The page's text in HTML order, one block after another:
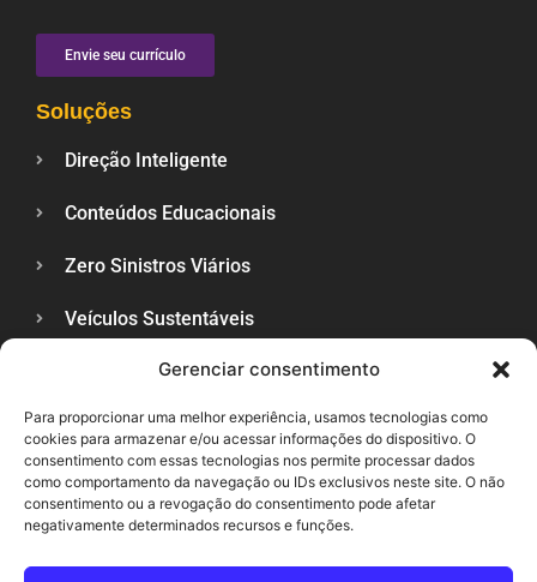
Gerenciar consentimento
Para proporcionar uma melhor experiência, usamos tecnologias como
cookies para armazenar e/ou acessar informações do dispositivo. O
consentimento com essas tecnologias nos permite processar dados
como comportamento da navegação ou IDs exclusivos neste site. O não
consentimento ou a revogação do consentimento pode afetar
negativamente determinados recursos e funções.
Envie seu currículo
Soluções
Direção Inteligente
Conteúdos Educacionais
Zero Sinistros Viários
Veículos Sustentáveis
Trânsito Lance a Lance
Veja Também
Blog
Política de Privacidade